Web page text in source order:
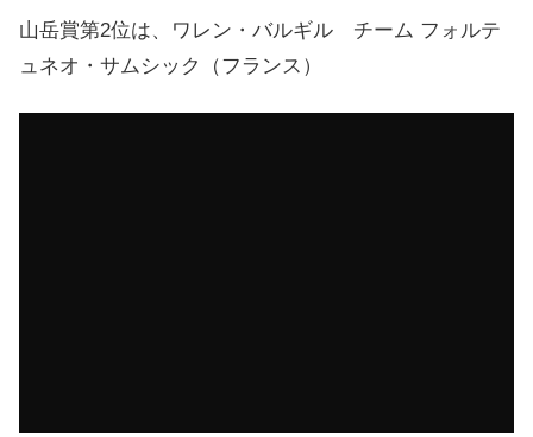
山岳賞第2位は、ワレン・バルギル チーム フォルテ
ュネオ・サムシック（フランス）